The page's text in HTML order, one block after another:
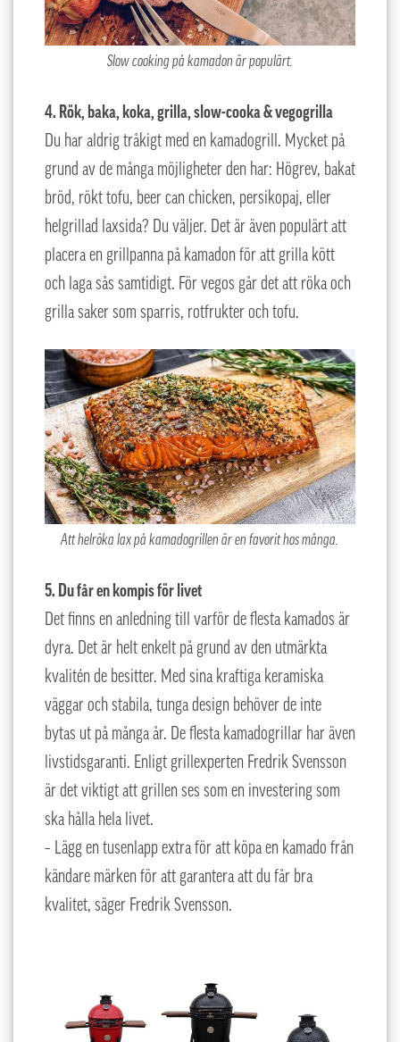
Slow cooking på kamadon är populärt.
4. Rök, baka, koka, grilla, slow-cooka & vegogrilla
Du har aldrig tråkigt med en kamadogrill. Mycket på
grund av de många möjligheter den har: Högrev, bakat
bröd, rökt tofu, beer can chicken, persikopaj, eller
helgrillad laxsida? Du väljer. Det är även populärt att
placera en grillpanna på kamadon för att grilla kött
och laga sås samtidigt. För vegos går det att röka och
grilla saker som sparris, rotfrukter och tofu.
Att helröka lax på kamadogrillen är en favorit hos många.
5. Du får en kompis för livet
Det finns en anledning till varför de flesta kamados är
dyra. Det är helt enkelt på grund av den utmärkta
kvalitén de besitter. Med sina kraftiga keramiska
väggar och stabila, tunga design behöver de inte
bytas ut på många år. De flesta kamadogrillar har även
livstidsgaranti. Enligt grillexperten Fredrik Svensson
är det viktigt att grillen ses som en investering som
ska hålla hela livet.
– Lägg en tusenlapp extra för att köpa en kamado från
kändare märken för att garantera att du får bra
kvalitet, säger Fredrik Svensson.